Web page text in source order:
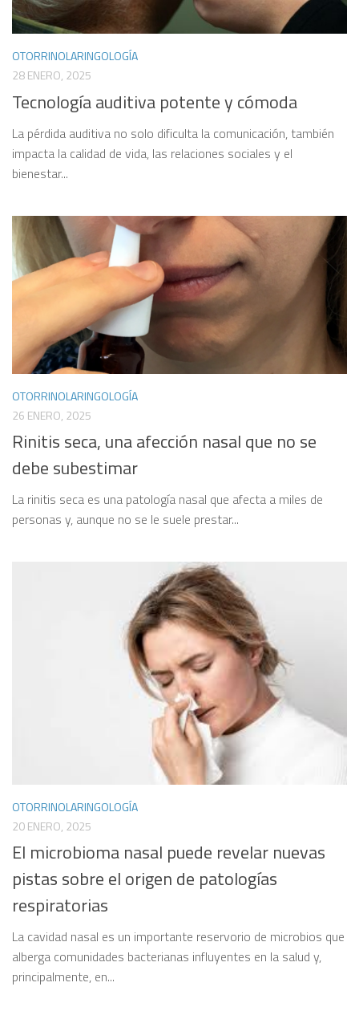
OTORRINOLARINGOLOGÍA
28 ENERO, 2025
Tecnología auditiva potente y cómoda
La pérdida auditiva no solo dificulta la comunicación, también
impacta la calidad de vida, las relaciones sociales y el
bienestar...
OTORRINOLARINGOLOGÍA
26 ENERO, 2025
Rinitis seca, una afección nasal que no se
debe subestimar
La rinitis seca es una patología nasal que afecta a miles de
personas y, aunque no se le suele prestar...
OTORRINOLARINGOLOGÍA
20 ENERO, 2025
El microbioma nasal puede revelar nuevas
pistas sobre el origen de patologías
respiratorias
La cavidad nasal es un importante reservorio de microbios que
alberga comunidades bacterianas influyentes en la salud y,
principalmente, en...